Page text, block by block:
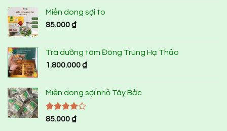
5 sao
Miến dong sợi to
85.000₫
Trà dưỡng tâm Đông Trùng Hạ Thảo
1.800.000₫
Miến dong sợi nhỏ Tây Bắc
Được
85.000₫